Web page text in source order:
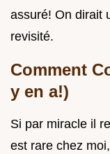
assuré! On dirait
revisité.
Comment
y en a!)
Si par miracle il
est rare chez